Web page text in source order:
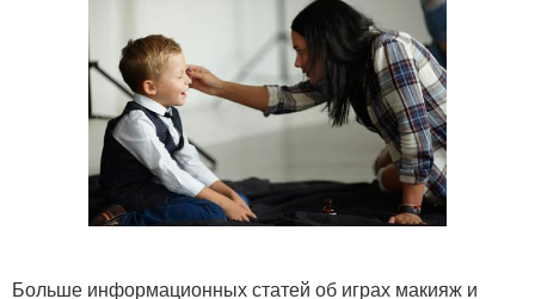
Больше информационных статей об играх макияж и